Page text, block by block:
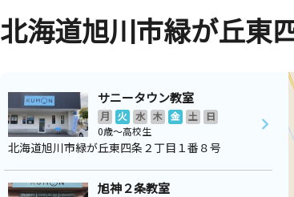
北海道旭川市緑が丘東
サニータウン教室
月 火 水 木 金 土
日
0歳～高校生
北海道旭川市緑が丘東四条２丁目１番８号
旭神２条教室